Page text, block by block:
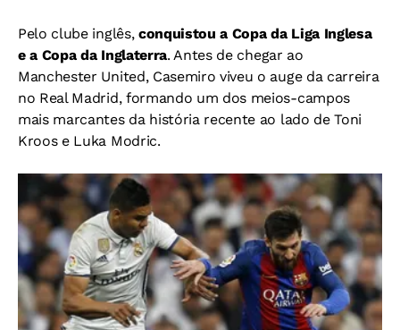
Pelo clube inglês, conquistou a Copa da Liga Inglesa
e a Copa da Inglaterra. Antes de chegar ao
Manchester United, Casemiro viveu o auge da carreira
no Real Madrid, formando um dos meios-campos
mais marcantes da história recente ao lado de Toni
Kroos e Luka Modric.